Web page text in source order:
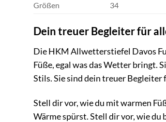
Größen
34
Dein treuer Begleiter für
Die HKM Allwetterstiefel Davos
Füße, egal was das Wetter bringt.
Stils. Sie sind dein treuer Begleiter
Stell dir vor, wie du mit warmen
Wärme spürst. Stell dir vor, wie du